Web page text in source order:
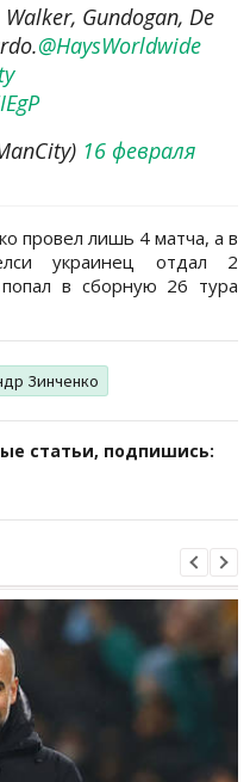
Gundogan, De
@HaysWorldwide
16 февраля
провел лишь 4 матча, а в
украинец отдал 2
в сборную 26 тура
Зинченко
статьи, подпишись: